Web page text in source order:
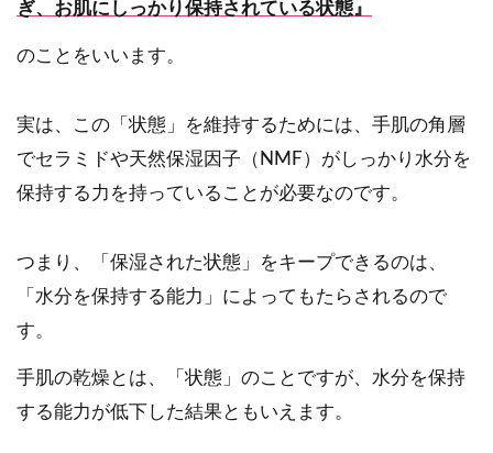
ぎ、お肌にしっかり保持されている状態』
のことをいいます。
実は、この「状態」を維持するためには、手肌の角層
でセラミドや天然保湿因子（NMF）がしっかり水分を
保持する力を持っていることが必要なのです。
つまり、「保湿された状態」をキープできるのは、
「水分を保持する能力」によってもたらされるので
す。
手肌の乾燥とは、「状態」のことですが、水分を保持
する能力が低下した結果ともいえます。